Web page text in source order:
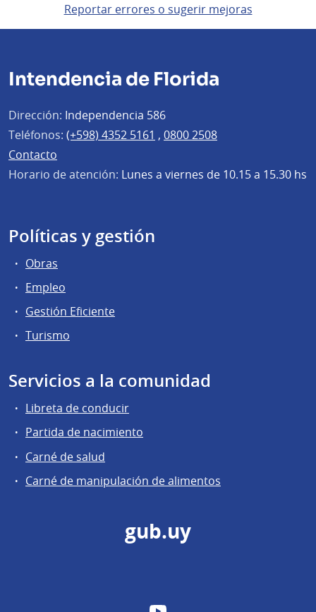
Reportar errores o sugerir mejoras
Intendencia de Florida
Dirección: Independencia 586
Teléfonos: (+598) 4352 5161 , 0800 2508
Contacto
Horario de atención: Lunes a viernes de 10.15 a 15.30 hs
Políticas y gestión
Obras
Empleo
Gestión Eficiente
Turismo
Servicios a la comunidad
Libreta de conducir
Partida de nacimiento
Carné de salud
Carné de manipulación de alimentos
gub.uy